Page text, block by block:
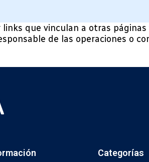
que vinculan a otras
de las operaciones o
Categorías